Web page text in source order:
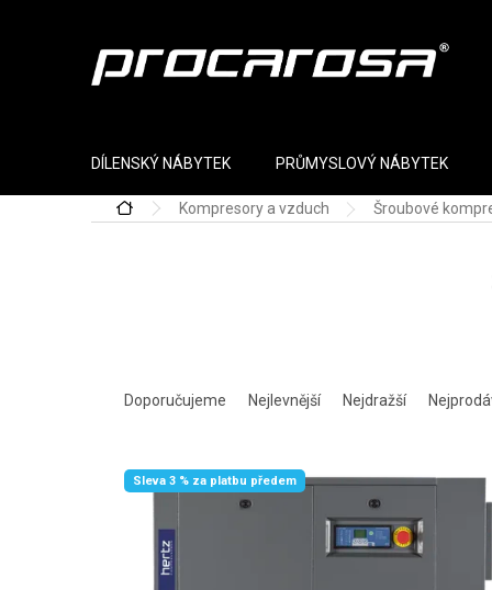
DÍLENSKÝ NÁBYTEK PRŮMYSLOVÝ NÁBYTEK
Domů Kompresory a vzduch Šroubové
Doporučujeme Nejlevnější Nejdražší
Výpis produktů
Sleva 3 % za platbu předem